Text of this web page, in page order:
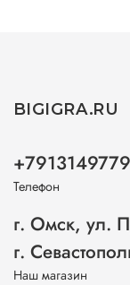
BIGIGRA.RU
Телефон
г. Омск, ул.
г.
Наш магазин